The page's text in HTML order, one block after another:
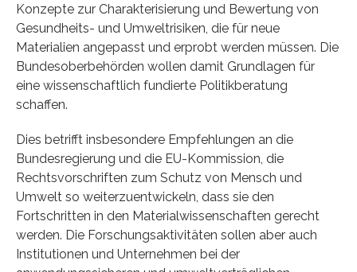
Konzepte zur Charakterisierung und Bewertung von
Gesundheits- und Umweltrisiken, die für neue
Materialien angepasst und erprobt werden müssen. Die
Bundesoberbehörden wollen damit Grundlagen für
eine wissenschaftlich fundierte Politikberatung
schaffen.
Dies betrifft insbesondere Empfehlungen an die
Bundesregierung und die EU-Kommission, die
Rechtsvorschriften zum Schutz von Mensch und
Umwelt so weiterzuentwickeln, dass sie den
Fortschritten in den Materialwissenschaften gerecht
werden. Die Forschungsaktivitäten sollen aber auch
Institutionen und Unternehmen bei der